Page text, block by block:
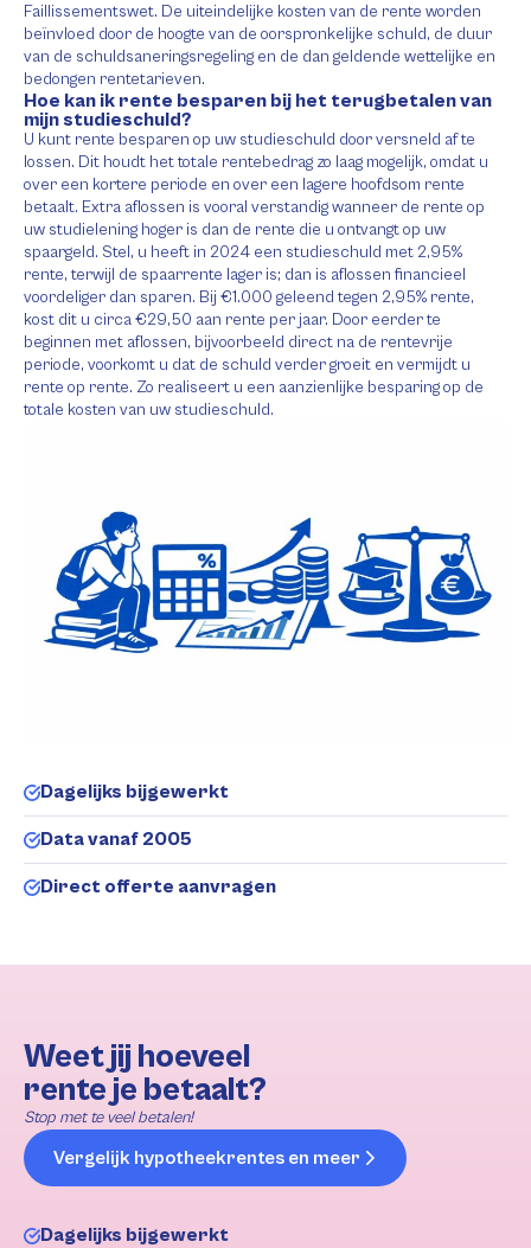
Faillissementswet. De uiteindelijke kosten van de rente worden
beïnvloed door de hoogte van de oorspronkelijke schuld, de duur
van de schuldsaneringsregeling en de dan geldende wettelijke en
bedongen rentetarieven.
Hoe kan ik rente besparen bij het terugbetalen van
mijn studieschuld?
U kunt rente besparen op uw studieschuld door versneld af te
lossen. Dit houdt het totale rentebedrag zo laag mogelijk, omdat u
over een kortere periode en over een lagere hoofdsom rente
betaalt. Extra aflossen is vooral verstandig wanneer de rente op
uw studielening hoger is dan de rente die u ontvangt op uw
spaargeld. Stel, u heeft in 2024 een studieschuld met 2,95%
rente, terwijl de spaarrente lager is; dan is aflossen financieel
voordeliger dan sparen. Bij €1.000 geleend tegen 2,95% rente,
kost dit u circa €29,50 aan rente per jaar. Door eerder te
beginnen met aflossen, bijvoorbeeld direct na de rentevrije
periode, voorkomt u dat de schuld verder groeit en vermijdt u
rente op rente. Zo realiseert u een aanzienlijke besparing op de
totale kosten van uw studieschuld.
Dagelijks bijgewerkt
Data vanaf 2005
Direct offerte aanvragen
Weet jij hoeveel
rente je betaalt?
Stop met te veel betalen!
Vergelijk hypotheekrentes en meer
Dagelijks bijgewerkt